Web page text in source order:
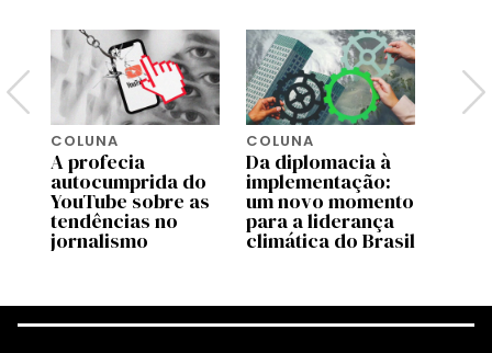
COLUNA
A profecia
autocumprida do
YouTube sobre as
tendências no
jornalismo
COLUNA
Da diplomacia à
implementação:
um novo momento
para a liderança
climática do Brasil